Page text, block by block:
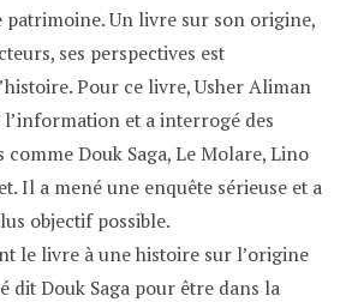
patrimoine. Un livre sur son origine,
ses perspectives est
Pour ce livre, Usher Aliman
l’information et a interrogé des
comme Douk Saga, Le Molare, Lino
Il a mené une enquête sérieuse et a
objectif possible.
le livre à une histoire sur l’origine
dit Douk Saga pour être dans la